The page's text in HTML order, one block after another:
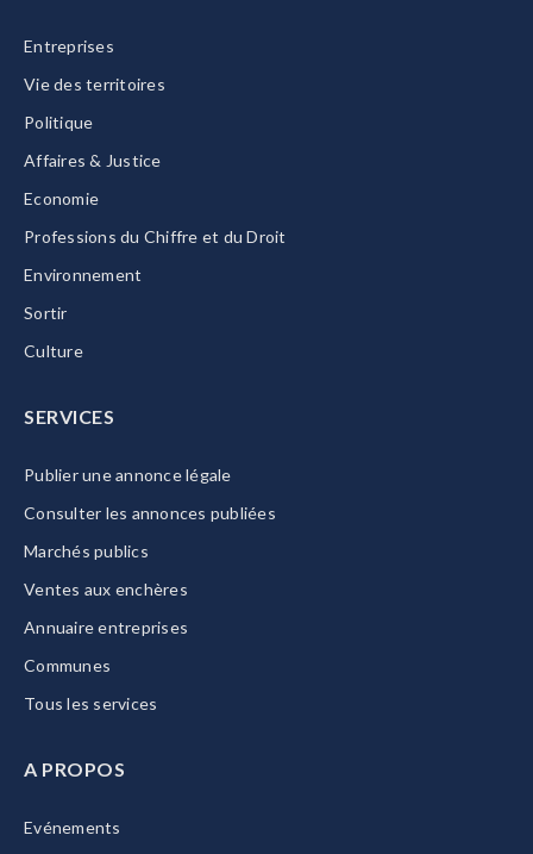
Entreprises
Vie des territoires
Politique
Affaires & Justice
Economie
Professions du Chiffre et du Droit
Environnement
Sortir
Culture
SERVICES
Publier une annonce légale
Consulter les annonces publiées
Marchés publics
Ventes aux enchères
Annuaire entreprises
Communes
Tous les services
A PROPOS
Evénements